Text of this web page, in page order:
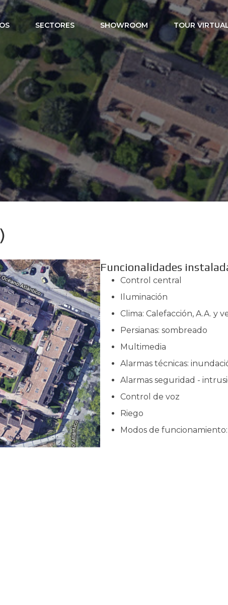
SECTORES SHOWROOM TOUR
Funcionalidades
Control central
Iluminación
Clima: Calefacción, A.A. y
Persianas: sombreado
Multimedia
Alarmas técnicas:
Alarmas seguridad -
Control de voz
Riego
Modos de funcionamiento: